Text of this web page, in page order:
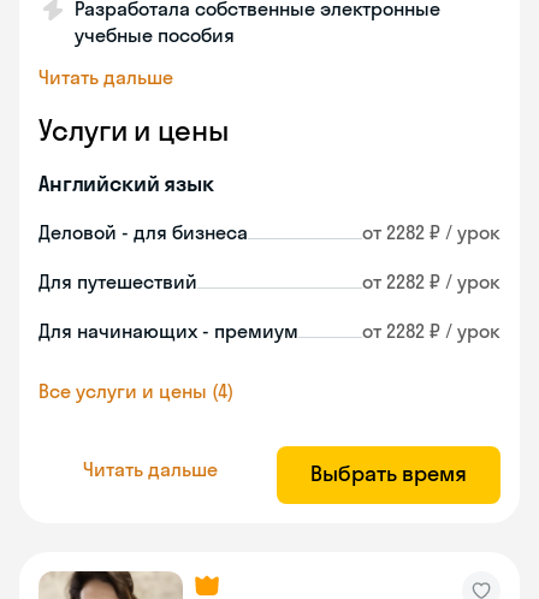
Разработала собственные электронные
учебные пособия
Читать дальше
Услуги и цены
Английский язык
Деловой - для бизнеса от 2282 ₽ / урок
Для путешествий от 2282 ₽ / урок
Для начинающих - премиум от 2282 ₽ / урок
Все услуги и цены (4)
Читать дальше Выбрать время